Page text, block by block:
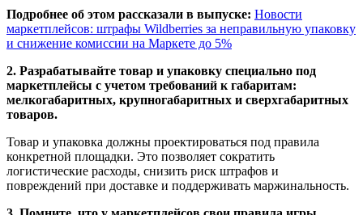
Подробнее об этом рассказали в выпуске: Новости
маркетплейсов: штрафы Wildberries за неправильную упаковку
и снижение комиссии на Маркете до 5%
2. Разрабатывайте товар и упаковку специально под
маркетплейсы с учетом требований к габаритам:
мелкогабаритных, крупногабаритных и сверхгабаритных
товаров.
Товар и упаковка должны проектироваться под правила
конкретной площадки. Это позволяет сократить
логистические расходы, снизить риск штрафов и
повреждений при доставке и поддерживать маржинальность.